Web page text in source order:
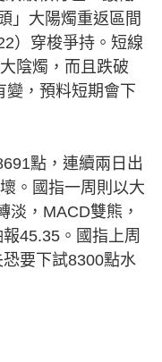
」大陽燭重返區間
）穿梭爭持。短線
陰燭，而且跌破
變，預料短期會下
點，連續兩日出
。國指一周則以大
淡，MACD雙熊，
45.35。國指上周
要下試8300點水